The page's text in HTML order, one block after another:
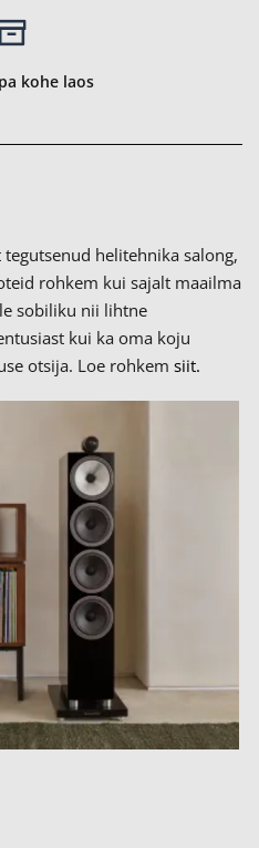
kohe laos
helitehnika salong,
rohkem kui sajalt maailma
sobiliku nii lihtne
kui ka oma koju
otsija. Loe rohkem siit.